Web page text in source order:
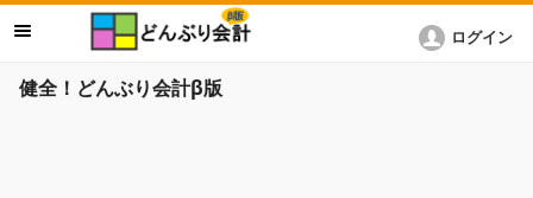
健全！どんぶり会計β版
ログイン